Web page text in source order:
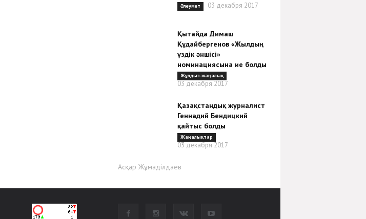
Әлеумет 03 декабря 2017
Қытайда Димаш
Құдайбергенов «Жылдың
үздік әншісі»
номинациясына ие болды
Жұлдыз-жаңалық
03 декабря 2017
Қазақстандық журналист
Геннадий Бендицкий
қайтыс болды
Жаңалықтар
03 декабря 2017
Асқар Жұмаділдаев